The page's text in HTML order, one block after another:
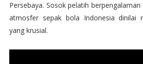
Persebaya. Sosok pelatih
atmosfer sepak bola Indonesia dinilai
yang krusial.